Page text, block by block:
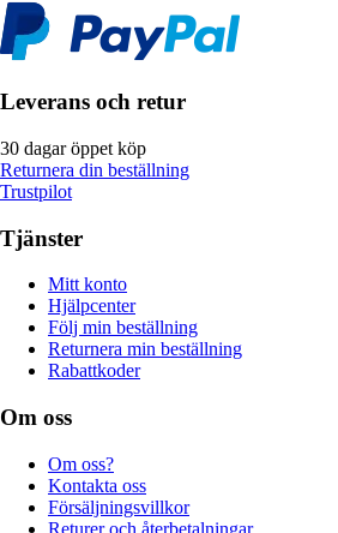
Leverans och retur
30 dagar öppet köp
Returnera din beställning
Trustpilot
Tjänster
Mitt konto
Hjälpcenter
Följ min beställning
Returnera min beställning
Rabattkoder
Om oss
Om oss?
Kontakta oss
Försäljningsvillkor
Returer och återbetalningar